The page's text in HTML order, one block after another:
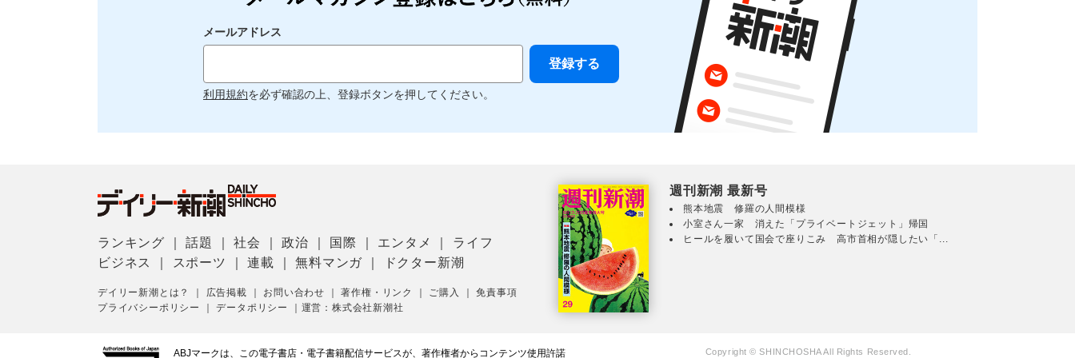
メールアドレス
利用規約を必ず確認の上、登録ボタンを押してください。
ランキング ｜話題 ｜社会 ｜政治 国際 エンタメ
ライフ
ビジネス
スポーツ ｜連載 ｜無料マンガ ドクター新潮
デイリー新潮とは？ 広告掲載 お問い合わせ ｜著作権・リンク ご購入 ｜免責事項
プライバシーポリシー
｜データポリシー 運営：株式会社新潮社
週刊新潮 最新号
熊本地震 修羅の人間模様
小室さん一家 消えた「プライベートジェット」帰国
ヒールを履いて国会で座りこみ 高市首相が隠したい「...
ABJマークは、この電子書店・電子書籍配信サービスが、著作権者からコンテンツ使用許諾 Copyright © SHINCHOSHA All Rights Reserved.